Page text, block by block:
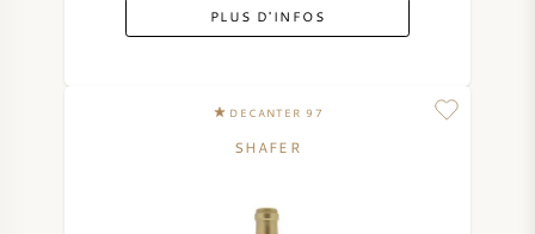
PLUS D'INFOS
DECANTER 97
SHAFER